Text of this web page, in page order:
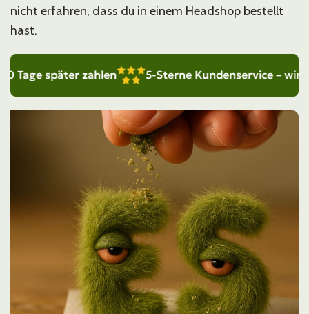
nicht erfahren, dass du in einem Headshop bestellt
hast.
später zahlen 5-Sterne Kundenservice – wir sind